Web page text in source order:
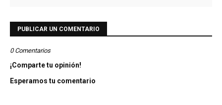
PUBLICAR UN COMENTARIO
0 Comentarios
¡Comparte tu opinión!
Esperamos tu comentario